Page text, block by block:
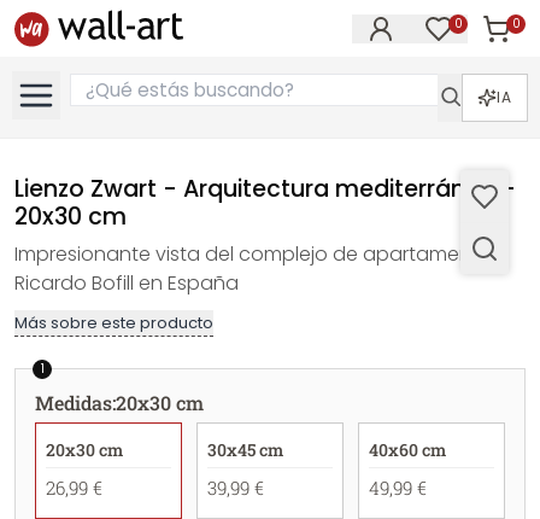
0 0
IA
Lienzo Zwart - Arquitectura mediterránea -
20x30 cm
Impresionante vista del complejo de apartamentos
Ricardo Bofill en España
Más sobre este producto
1
Medidas:20x30 cm
20x30 cm
26,99 €
30x45 cm
39,99 €
40x60 cm
49,99 €